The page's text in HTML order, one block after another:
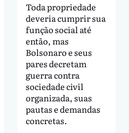
Toda propriedade
deveria cumprir sua
função social até
então, mas
Bolsonaro e seus
pares decretam
guerra contra
sociedade civil
organizada, suas
pautas e demandas
concretas.